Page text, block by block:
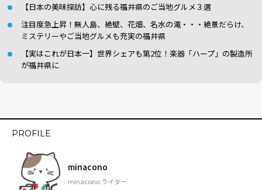
【日本の美味探訪】心に残る福井県のご当地グルメ３選
注目度急上昇！無人島、絶壁、花畑、名水の滝・・・絶景だらけ、
ミステリーやご当地グルメも充実の福井県
【実はこれが日本一】世界シェアも第2位！楽器「ハープ」の製造所
が福井県に
PROFILE
minacono
minacono ライター